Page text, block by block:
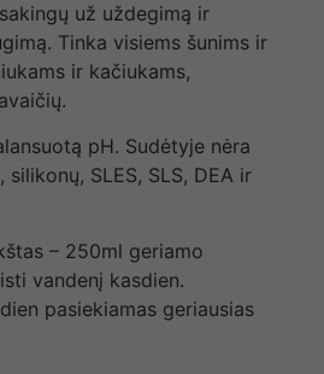
už uždegimą ir
Tinka visiems šunims ir
ir kačiukams,
pH. Sudėtyje nėra
SLES, SLS, DEA ir
– 250ml geriamo
vandenį kasdien.
pasiekiamas geriausias